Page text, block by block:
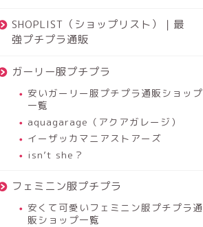
SHOPLIST（ショップリスト）｜最
強プチプラ通販
ガーリー服プチプラ
安いガーリー服プチプラ通販ショップ
一覧
aquagarage（アクアガレージ）
イーザッカマニアストアーズ
isn’t she？
フェミニン服プチプラ
安くて可愛いフェミニン服プチプラ通
販ショップ一覧